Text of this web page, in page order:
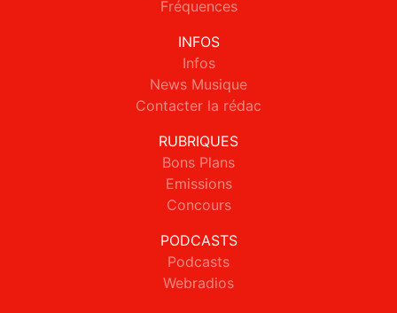
Fréquences
INFOS
Infos
News Musique
Contacter la rédac
RUBRIQUES
Bons Plans
Emissions
Concours
PODCASTS
Podcasts
Webradios